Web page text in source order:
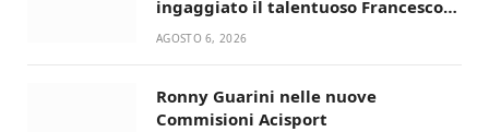
ingaggiato il talentuoso Francesco
Lupo Timini
AGOSTO 6, 2026
Ronny Guarini nelle nuove
Commisioni Acisport